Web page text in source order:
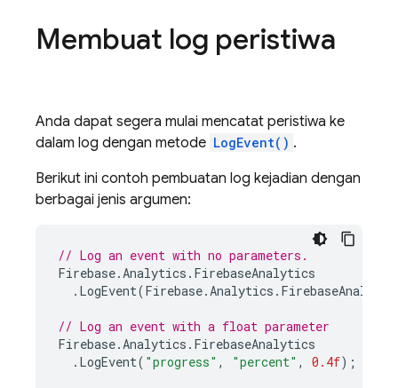
Membuat log peristiwa
Anda dapat segera mulai mencatat peristiwa ke
dalam log dengan metode LogEvent() .
Berikut ini contoh pembuatan log kejadian dengan
berbagai jenis argumen:
// Log an event with no parameters.
Firebase.Analytics . FirebaseAnalytics
. LogEvent(Firebase.Analytics .
// Log an event with a float parameter
Firebase.Analytics . FirebaseAnalytics
. LogEvent( "progress" , "percent" , 0.4f);